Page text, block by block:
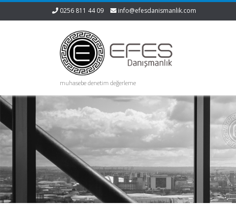
0256 811 44 09 info@efesdanismanlik.com
muhasebe denetim değerleme